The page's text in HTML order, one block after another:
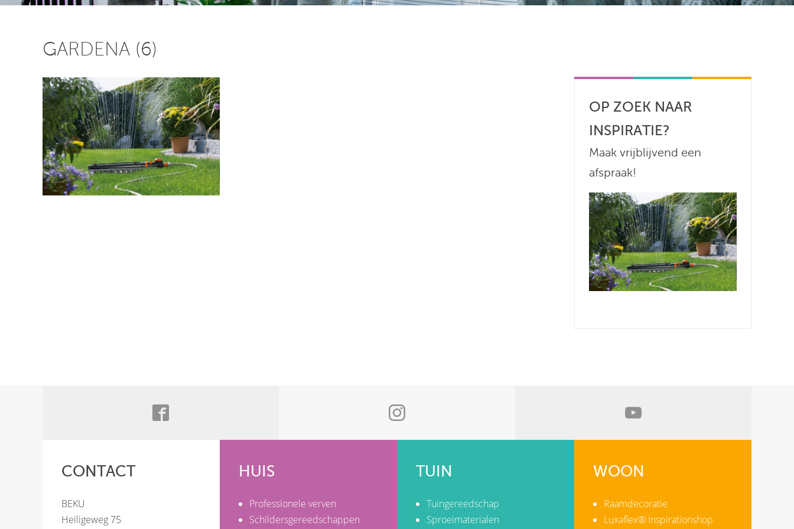
GARDENA (6)
OP ZOEK NAAR
INSPIRATIE?
Maak vrijblijvend een
afspraak!
CONTACT
BEKU
Heiligeweg 75
HUIS
Professionele verven
Schildersgereedschappen
TUIN
Tuingereedschap
Sproeimaterialen
WOON
Raamdecoratie
Luxaflex® Inspirationshop